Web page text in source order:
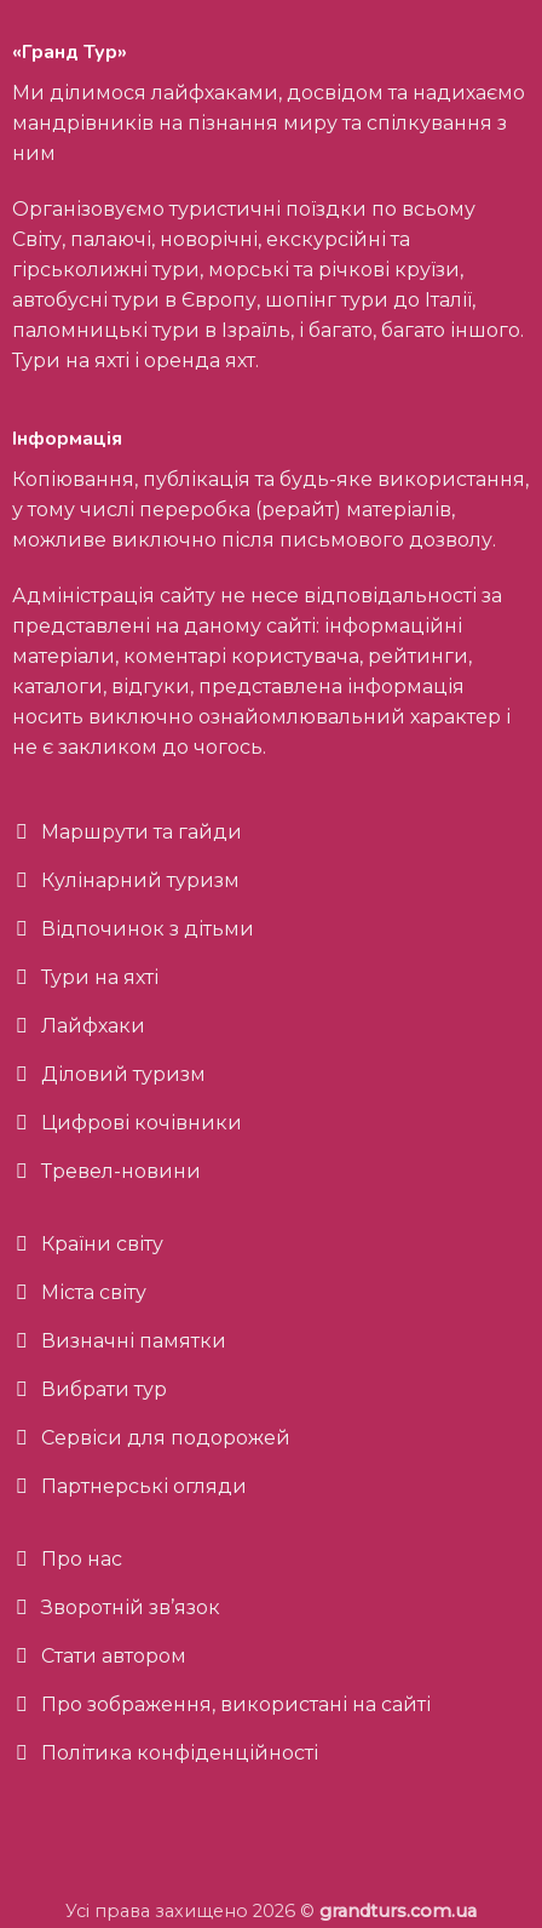
«Гранд Тур»
Ми ділимося лайфхаками, досвідом та надихаємо
мандрівників на пізнання миру та спілкування з
ним
Організовуємо туристичні поїздки по всьому
Світу, палаючі, новорічні, екскурсійні та
гірськолижні тури, морські та річкові круїзи,
автобусні тури в Європу, шопінг тури до Італії,
паломницькі тури в Ізраїль, і багато, багато іншого.
Тури на яхті і оренда яхт.
Інформація
Копіювання, публікація та будь-яке використання,
у тому числі переробка (рерайт) матеріалів,
можливе виключно після письмового дозволу.
Адміністрація сайту не несе відповідальності за
представлені на даному сайті: інформаційні
матеріали, коментарі користувача, рейтинги,
каталоги, відгуки, представлена інформація
носить виключно ознайомлювальний характер і
не є закликом до чогось.
Маршрути та гайди
Кулінарний туризм
Відпочинок з дітьми
Тури на яхті
Лайфхаки
Діловий туризм
Цифрові кочівники
Тревел-новини
Країни світу
Міста світу
Визначні памятки
Вибрати тур
Сервіси для подорожей
Партнерські огляди
Про нас
Зворотній зв’язок
Стати автором
Про зображення, використані на сайті
Політика конфіденційності
Усі права захищено 2026 © grandturs.com.ua